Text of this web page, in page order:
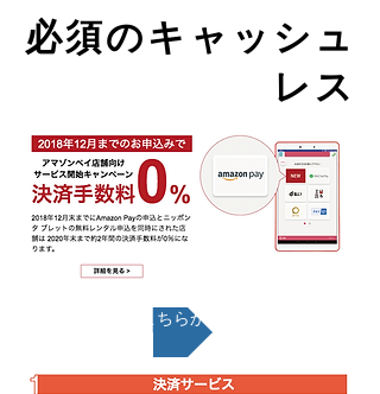
​必須のキャッシュ
レス
お問い合わせはこちらから